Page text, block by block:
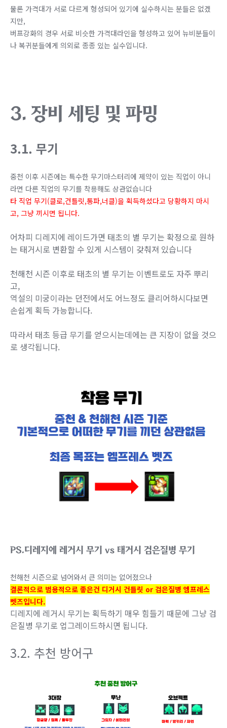
물론 가격대가 서로 다르게 형성되어 있기에 실수하시는 분들은 없겠
지만,
버프강화의 경우 서로 비슷한 가격대라인을 형성하고 있어 뉴비분들이
나 복귀분들에게 의외로 종종 있는 실수입니다.
3. 장비 세팅 및 파밍
3.1. 무기
중천 이후 시즌에는 특수한 무기마스터리에 제약이 있는 직업이 아니
라면 다른 직업의 무기를 착용해도 상관없습니다
타 직업 무기(클로,건틀릿,통파,너클)을 획득하셨다고 당황하지 마시
고, 그냥 끼시면 됩니다.
어차피 디레지에 레이드가면 태초의 별 무기는 확정으로 원하
는 태거시로 변환할 수 있게 시스템이 갖춰져 있습니다
천해천 시즌 이후로 태초의 별 무기는 이벤트로도 자주 뿌리
고,
역설의 미궁이라는 던전에서도 어느정도 클리어하시다보면
손쉽게 획득 가능합니다.
따라서 태초 등급 무기를 얻으시는데에는 큰 지장이 없을 것으
로 생각됩니다.
PS.디레지에 레거시 무기 vs 태거시 검은질병 무기
천해천 시즌으로 넘어와서 큰 의미는 없어졌으나
결론적으로 범용적으로 좋은건 디거시 건틀릿 or 검은질병 엠프레스
벳즈입니다.
디레지에 레거시 무기는 획득하기 매우 힘들기 때문에 그냥 검
은질병 무기로 업그레이드하시면 됩니다.
3.2. 추천 방어구